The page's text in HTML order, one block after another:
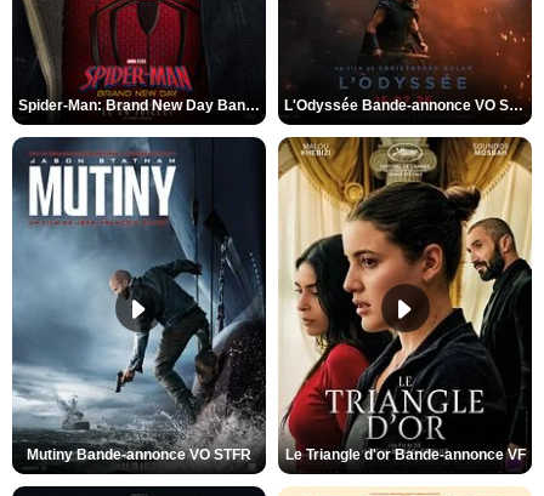
Spider-Man: Brand New Day Bande-annonce VO STFR L'Odyssée Bande-annonce VO STFR
Mutiny Bande-annonce VO STFR Le Triangle d'or Bande-annonce VF